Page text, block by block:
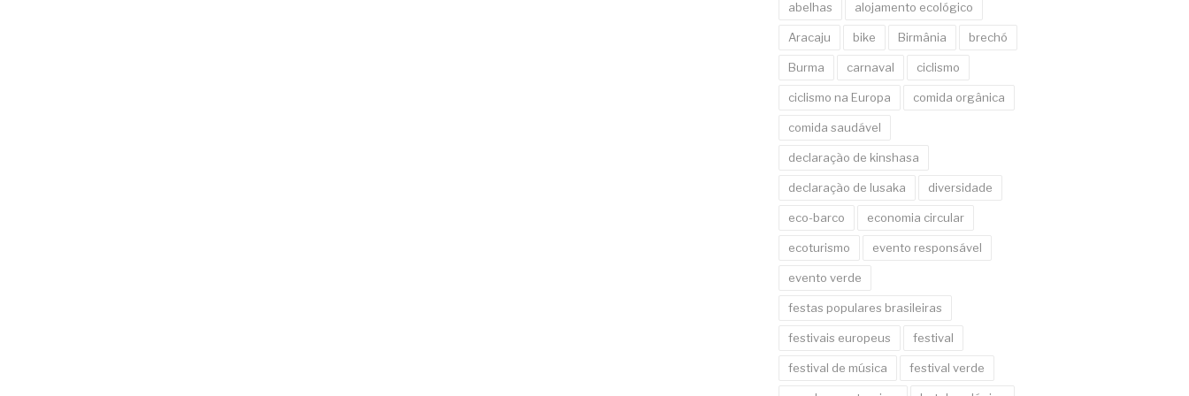
abelhas alojamento ecológico
Aracaju bike Birmânia brechó
Burma carnaval ciclismo
ciclismo na Europa comida orgânica
comida saudável
declaração de kinshasa
declaração de lusaka diversidade
eco-barco economia circular
ecoturismo evento responsável
evento verde
festas populares brasileiras
festivais europeus festival
festival de música festival verde